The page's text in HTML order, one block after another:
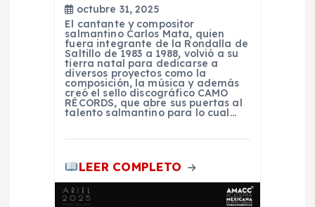
octubre 31, 2025
El cantante y compositor
salmantino Carlos Mata, quien
fuera integrante de la Rondalla de
Saltillo de 1983 a 1988, volvió a su
tierra natal para dedicarse a
diversos proyectos como la
composición, la música y además
creó el sello discográfico CAMO
RÉCORDS, que abre sus puertas al
talento salmantino para lo cual…
LEER COMPLETO